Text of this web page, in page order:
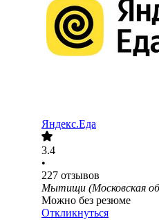
Яндекс.Еда
3.4
•
227 отзывов
Мытищи (Московская
Можно без резюме
Откликнуться